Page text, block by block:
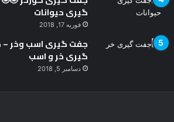
گیری حیوانات
فوریه 17, 2018
جفت گیری اسب وخر
گیری خر و اسب
دسامبر 5, 2018